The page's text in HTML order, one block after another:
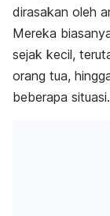
dirasakan oleh
Mereka
sejak kecil,
orang tua,
beberapa situasi.